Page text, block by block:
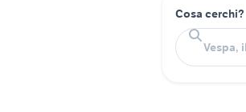
Cosa cerchi?